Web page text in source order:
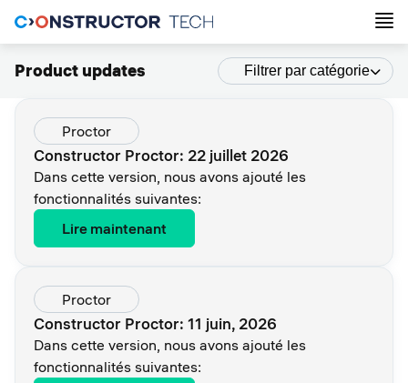
Product updates Filtrer par catégorie
Proctor
Constructor Proctor: 22 juillet 2026
Dans cette version, nous avons ajouté les
fonctionnalités suivantes:
Lire maintenant
Proctor
Constructor Proctor: 11 juin, 2026
Dans cette version, nous avons ajouté les
fonctionnalités suivantes: